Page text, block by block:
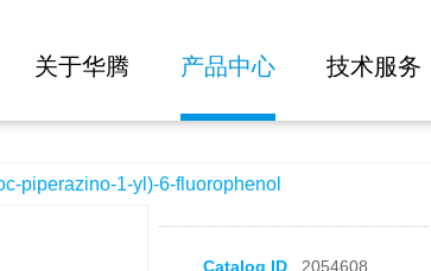
关于华腾 产品中心 技术服务
6-fluorophenol
piperazino-1-yl)-6-fluorophenol
Catalog ID 2054608